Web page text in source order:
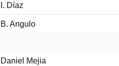
I. Díaz
B. Angulo
Daniel Mejia